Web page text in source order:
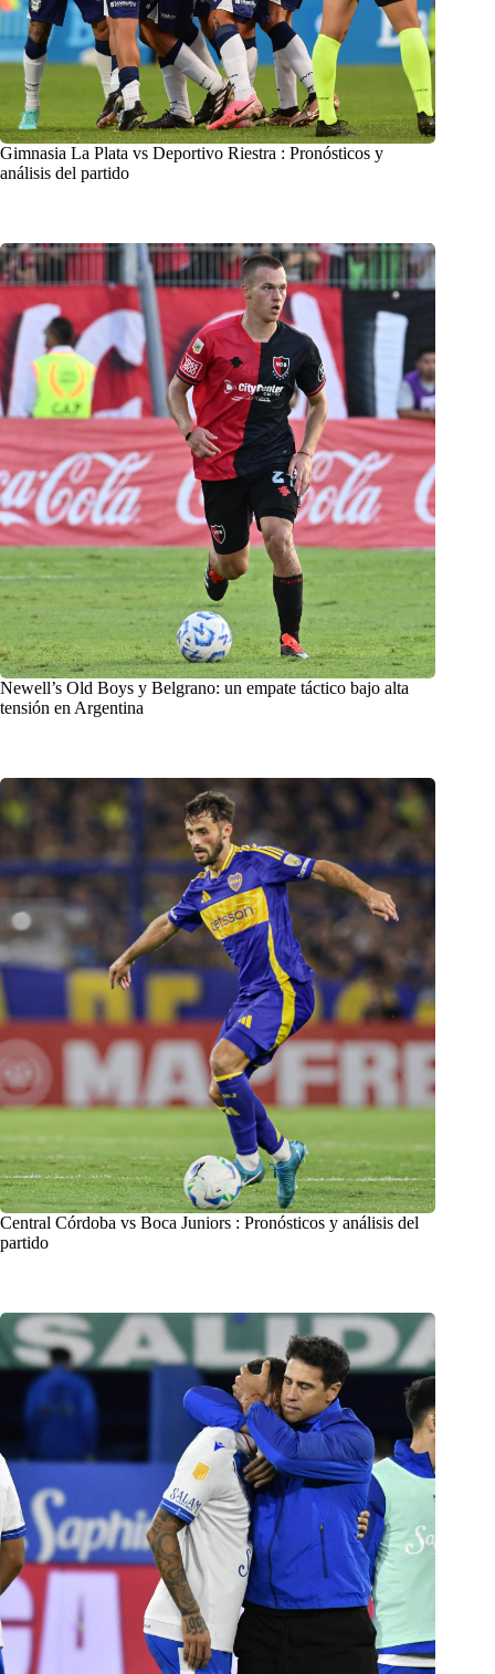
Gimnasia La Plata vs Deportivo Riestra : Pronósticos y
análisis del partido
Newell’s Old Boys y Belgrano: un empate táctico bajo alta
tensión en Argentina
Central Córdoba vs Boca Juniors : Pronósticos y análisis del
partido